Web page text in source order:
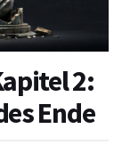
2:
Ende